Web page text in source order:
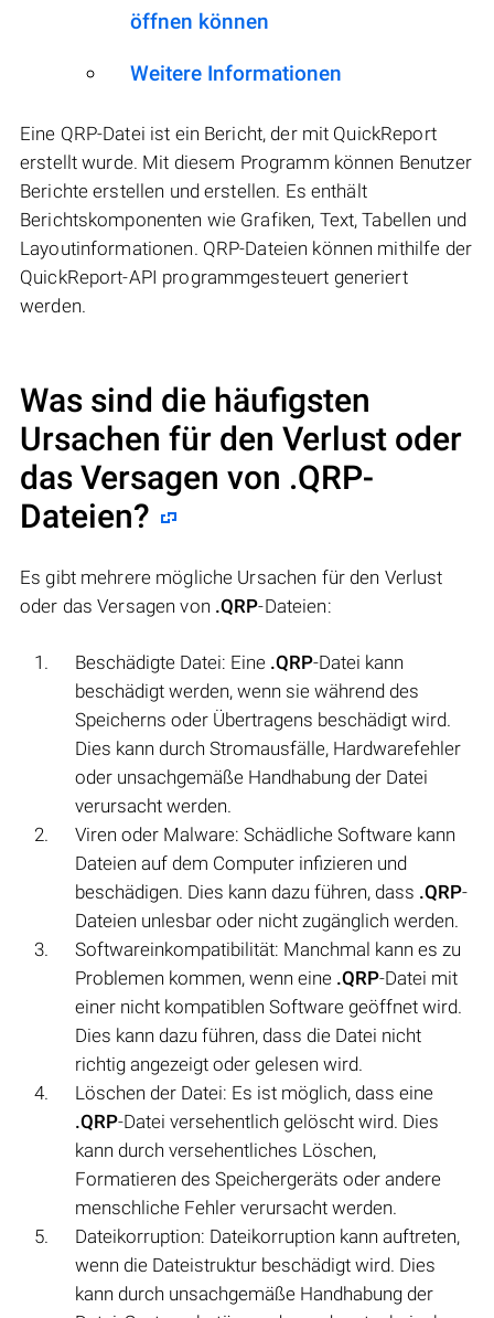
öffnen können
Weitere Informationen
Eine QRP-Datei ist ein Bericht, der mit QuickReport
erstellt wurde. Mit diesem Programm können Benutzer
Berichte erstellen und erstellen. Es enthält
Berichtskomponenten wie Grafiken, Text, Tabellen und
Layoutinformationen. QRP-Dateien können mithilfe der
QuickReport-API programmgesteuert generiert
werden.
Was sind die häufigsten
Ursachen für den Verlust oder
das Versagen von .QRP-
Dateien?
Es gibt mehrere mögliche Ursachen für den Verlust
oder das Versagen von .QRP-Dateien:
Beschädigte Datei: Eine .QRP-Datei kann
beschädigt werden, wenn sie während des
Speicherns oder Übertragens beschädigt wird.
Dies kann durch Stromausfälle, Hardwarefehler
oder unsachgemäße Handhabung der Datei
verursacht werden.
Viren oder Malware: Schädliche Software kann
Dateien auf dem Computer infizieren und
beschädigen. Dies kann dazu führen, dass .QRP-
Dateien unlesbar oder nicht zugänglich werden.
Softwareinkompatibilität: Manchmal kann es zu
Problemen kommen, wenn eine .QRP-Datei mit
einer nicht kompatiblen Software geöffnet wird.
Dies kann dazu führen, dass die Datei nicht
richtig angezeigt oder gelesen wird.
Löschen der Datei: Es ist möglich, dass eine
.QRP-Datei versehentlich gelöscht wird. Dies
kann durch versehentliches Löschen,
Formatieren des Speichergeräts oder andere
menschliche Fehler verursacht werden.
Dateikorruption: Dateikorruption kann auftreten,
wenn die Dateistruktur beschädigt wird. Dies
kann durch unsachgemäße Handhabung der